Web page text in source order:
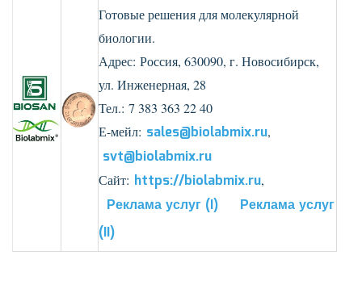
Готовые решения для молекулярной
биологии.
Адрес: Россия, 630090, г. Новосибирск,
ул. Инженерная, 28
Тел.: 7 383 363 22 40
Е-мейл: sales@biolabmix.ru,
svt@biolabmix.ru
Сайт: https://biolabmix.ru,
Реклама услуг (I)
Реклама услуг
(II)